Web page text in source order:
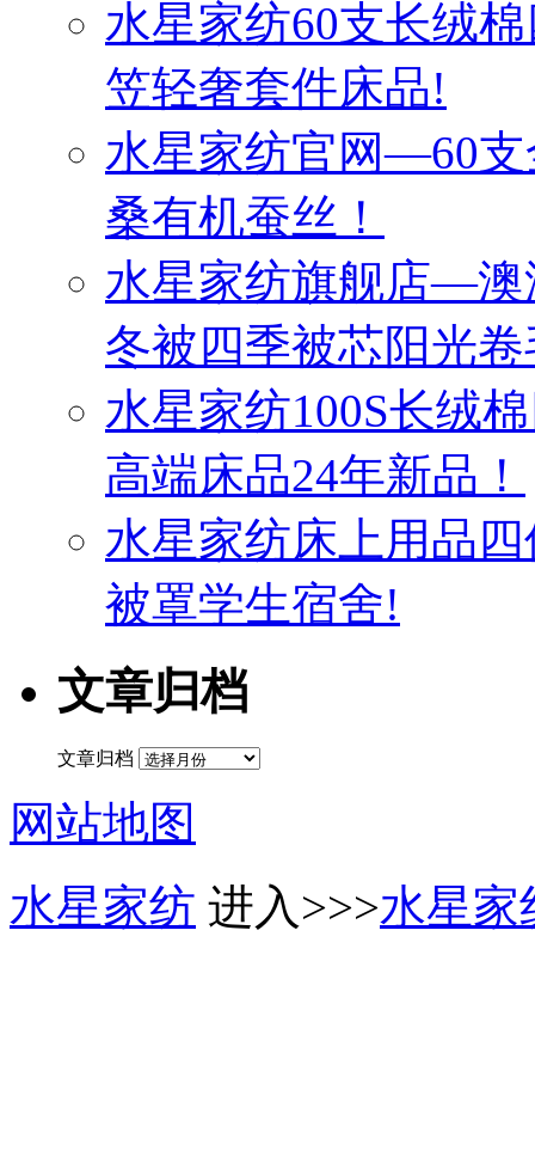
水星家纺60支长绒
笠轻奢套件床品!
水星家纺官网—60
桑有机蚕丝！
水星家纺旗舰店—澳
冬被四季被芯阳光
水星家纺100S长绒
高端床品24年新品！
水星家纺床上用品
被罩学生宿舍!
文章归档
文章归档
网站地图
水星家纺 进入>>>水星家